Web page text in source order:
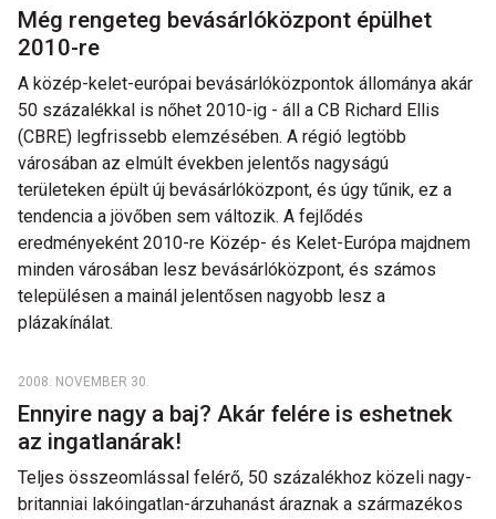
Még rengeteg bevásárlóközpont épülhet
2010-re
A közép-kelet-európai bevásárlóközpontok állománya akár
50 százalékkal is nőhet 2010-ig - áll a CB Richard Ellis
(CBRE) legfrissebb elemzésében. A régió legtöbb
városában az elmúlt években jelentős nagyságú
területeken épült új bevásárlóközpont, és úgy tűnik, ez a
tendencia a jövőben sem változik. A fejlődés
eredményeként 2010-re Közép- és Kelet-Európa majdnem
minden városában lesz bevásárlóközpont, és számos
településen a mainál jelentősen nagyobb lesz a
plázakínálat.
2008. NOVEMBER 30.
Ennyire nagy a baj? Akár felére is eshetnek
az ingatlanárak!
Teljes összeomlással felérő, 50 százalékhoz közeli nagy-
britanniai lakóingatlan-árzuhanást áraznak a származékos